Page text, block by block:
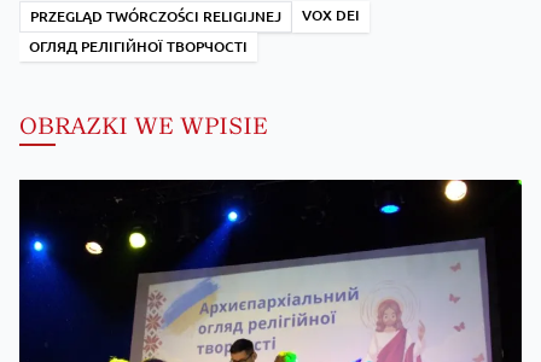
PRZEGLĄD TWÓRCZOŚCI RELIGIJNEJ
VOX DEI
ОГЛЯД РЕЛІГІЙНОЇ ТВОРЧОСТІ
OBRAZKI WE WPISIE